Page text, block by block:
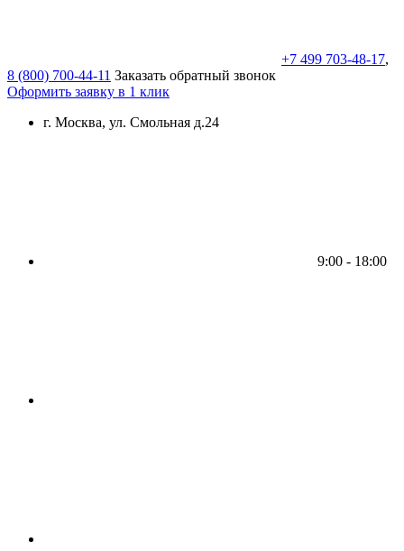
+7 499 703-48-17,
8 (800) 700-44-11 Заказать обратный звонок
Оформить заявку в 1 клик
г. Москва, ул. Смольная д.24
9:00 - 18:00